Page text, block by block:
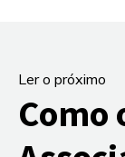
Ler o próximo
Como